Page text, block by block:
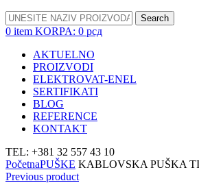
Search
0 item KORPA: 0 рсд
AKTUELNO
PROIZVODI
ELEKTROVAT-ENEL
SERTIFIKATI
BLOG
REFERENCE
KONTAKT
TEL: +381 32 557 43 10
PočetnaPUŠKE KABLOVSKA PUŠKA
Previous product